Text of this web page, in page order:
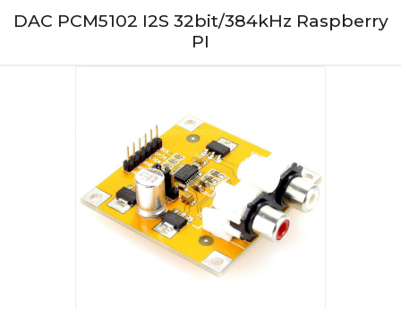
DAC PCM5102 I2S 32bit/384kHz Raspberry
PI